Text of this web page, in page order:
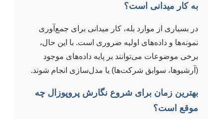
به کار میدانی است؟
در بسیاری از موارد بله، کار میدانی برای جمع‌آوری
نمونه‌ها و داده‌های اولیه ضروری است. با این حال،
برخی موضوعات می‌توانند بر پایه داده‌های موجود
(آرشیوها، سوابق شرکت‌ها) یا مدل‌سازی انجام شوند.
بهترین زمان برای شروع نگارش پروپوزال چه
موقع است؟